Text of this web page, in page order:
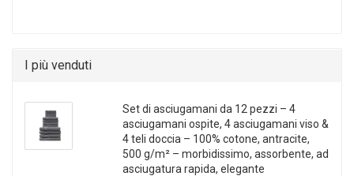
I più venduti
Set di asciugamani da 12 pezzi – 4
asciugamani ospite, 4 asciugamani viso &
4 teli doccia – 100% cotone, antracite,
500 g/m² – morbidissimo, assorbente, ad
asciugatura rapida, elegante